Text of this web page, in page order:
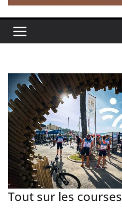
Tout sur les courses